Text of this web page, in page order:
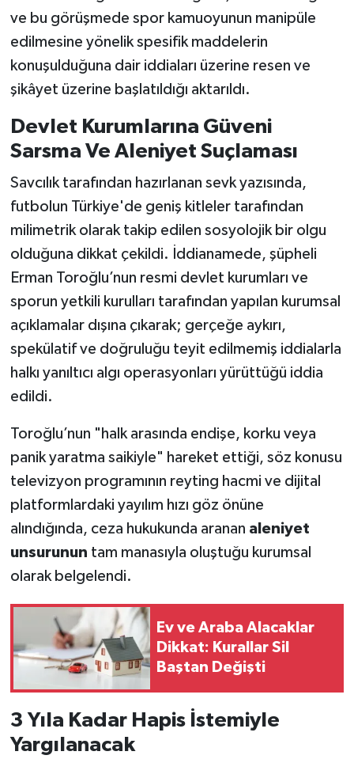
ve bu görüşmede spor kamuoyunun manipüle
edilmesine yönelik spesifik maddelerin
konuşulduğuna dair iddiaları üzerine resen ve
şikâyet üzerine başlatıldığı aktarıldı.
Devlet Kurumlarına Güveni
Sarsma Ve Aleniyet Suçlaması
Savcılık tarafından hazırlanan sevk yazısında,
futbolun Türkiye'de geniş kitleler tarafından
milimetrik olarak takip edilen sosyolojik bir olgu
olduğuna dikkat çekildi. İddianamede, şüpheli
Erman Toroğlu’nun resmi devlet kurumları ve
sporun yetkili kurulları tarafından yapılan kurumsal
açıklamalar dışına çıkarak; gerçeğe aykırı,
spekülatif ve doğruluğu teyit edilmemiş iddialarla
halkı yanıltıcı algı operasyonları yürüttüğü iddia
edildi.
Toroğlu’nun "halk arasında endişe, korku veya
panik yaratma saikiyle" hareket ettiği, söz konusu
televizyon programının reyting hacmi ve dijital
platformlardaki yayılım hızı göz önüne
alındığında, ceza hukukunda aranan aleniyet
unsurunun tam manasıyla oluştuğu kurumsal
olarak belgelendi.
Ev ve Araba Alacaklar
Dikkat: Kurallar Sil
Baştan Değişti
3 Yıla Kadar Hapis İstemiyle
Yargılanacak